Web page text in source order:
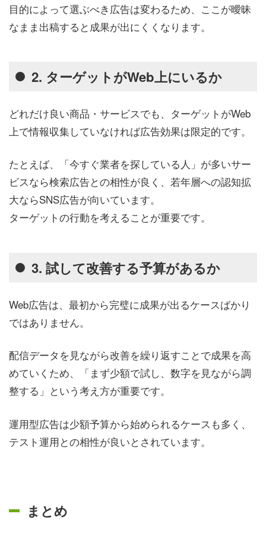
目的によって選ぶべき広告は変わるため、ここが曖昧
なまま出稿すると成果が出にくくなります。
2. ターゲットがWeb上にいるか
どれだけ良い商品・サービスでも、ターゲットがWeb
上で情報収集していなければ広告効果は限定的です。
たとえば、「今すぐ業者を探している人」が多いサー
ビスなら検索広告との相性が良く、若年層への認知拡
大ならSNS広告が向いています。
ターゲットの行動を考えることが重要です。
3. 試して改善する予算があるか
Web広告は、最初から完璧に成果が出るケースばかり
ではありません。
配信データを見ながら改善を繰り返すことで成果を高
めていくため、「まず少額で試し、数字を見ながら調
整する」という考え方が重要です。
運用型広告は少額予算から始められるケースも多く、
テスト運用との相性が良いとされています。
まとめ